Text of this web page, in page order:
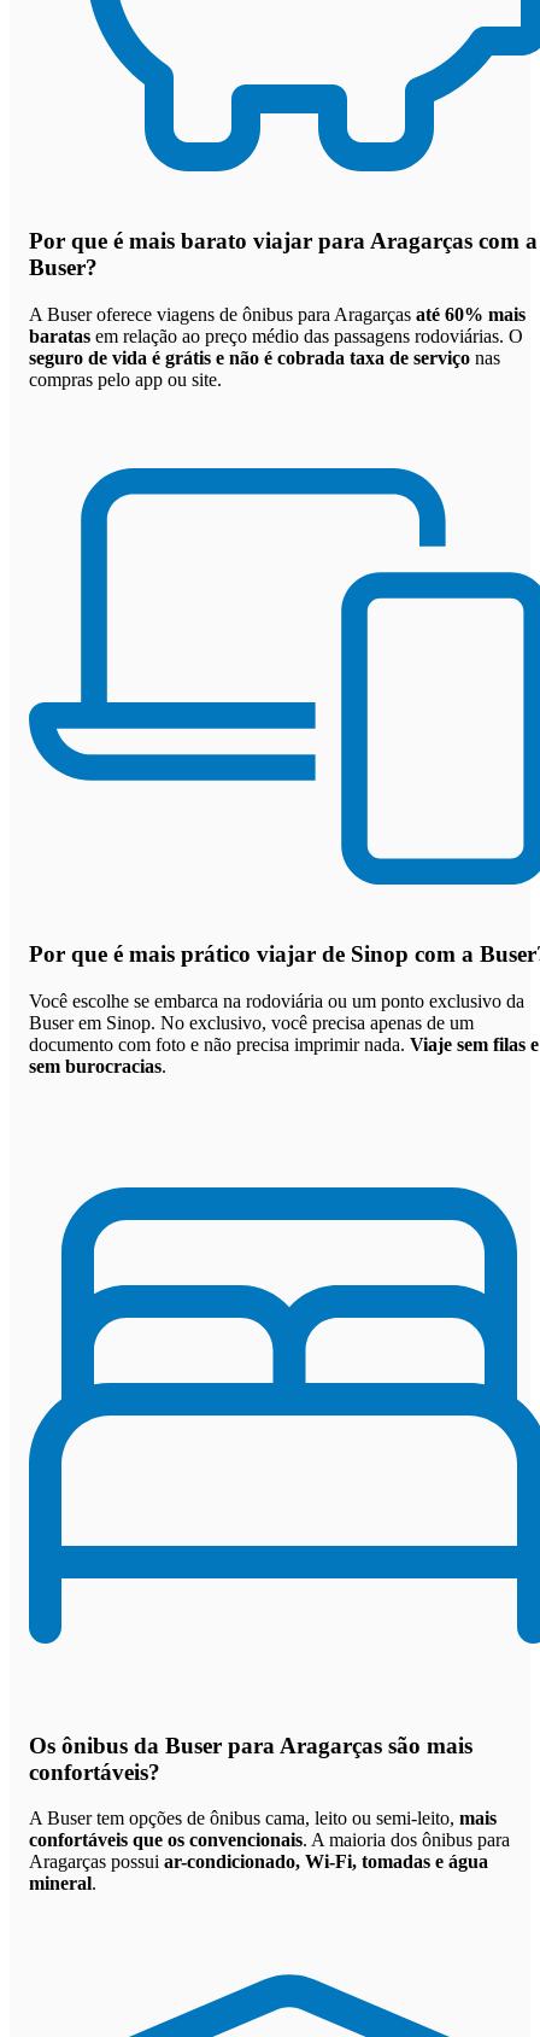
Por que é mais barato viajar para Aragarças com a
Buser?
A Buser oferece viagens de ônibus para Aragarças até 60% mais
baratas em relação ao preço médio das passagens rodoviárias. O
seguro de vida é grátis e não é cobrada taxa de serviço nas
compras pelo app ou site.
Por que é mais prático viajar de Sinop com a Buser
Você escolhe se embarca na rodoviária ou um ponto exclusivo da
Buser em Sinop. No exclusivo, você precisa apenas de um
documento com foto e não precisa imprimir nada. Viaje sem filas e
sem burocracias.
Os ônibus da Buser para Aragarças são mais
confortáveis?
A Buser tem opções de ônibus cama, leito ou semi-leito, mais
confortáveis que os convencionais. A maioria dos ônibus para
Aragarças possui ar-condicionado, Wi-Fi, tomadas e água
mineral.